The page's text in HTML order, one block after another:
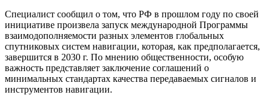
Специалист сообщил о том, что РФ в прошлом году по своей
инициативе произвела запуск международной Программы
взаимодополняемости разных элементов глобальных
спутниковых систем навигации, которая, как предполагается,
завершится в 2030 г. По мнению общественности, особую
важность представляет заключение соглашений о
минимальных стандартах качества передаваемых сигналов и
инструментов навигации.